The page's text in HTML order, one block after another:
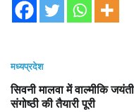
मध्यप्रदेश
सिवनी मालवा में वाल्मीकि
संगोष्ठी की तैयारी पूरी